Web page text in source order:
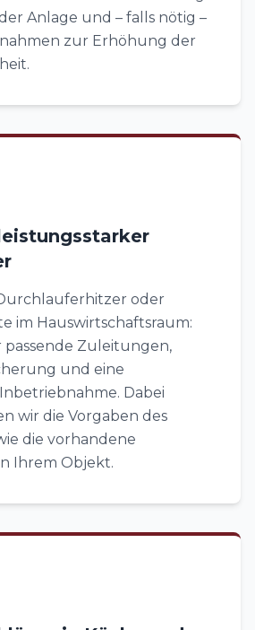
Anlage und – falls nötig –
zur Erhöhung der
oder
im Hauswirtschaftsraum:
Zuleitungen,
und eine
Dabei
wir die Vorgaben des
die vorhandene
Ihrem Objekt.